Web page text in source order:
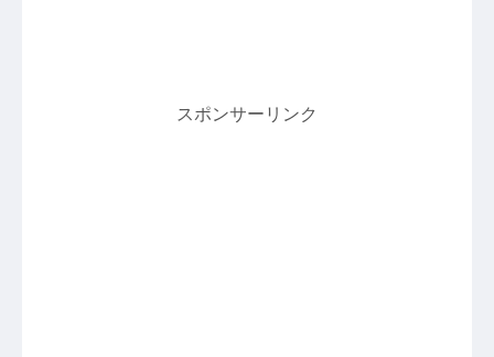
スポンサーリンク